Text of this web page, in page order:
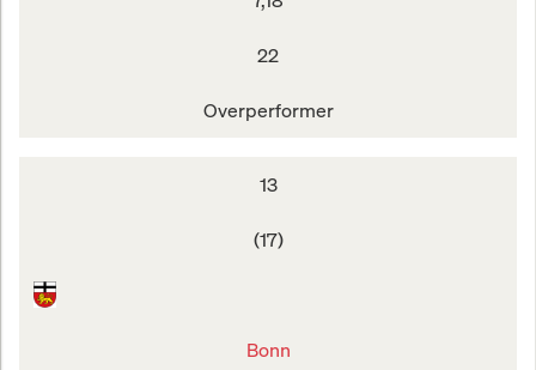
22
Overperformer
13
(17)
Bonn